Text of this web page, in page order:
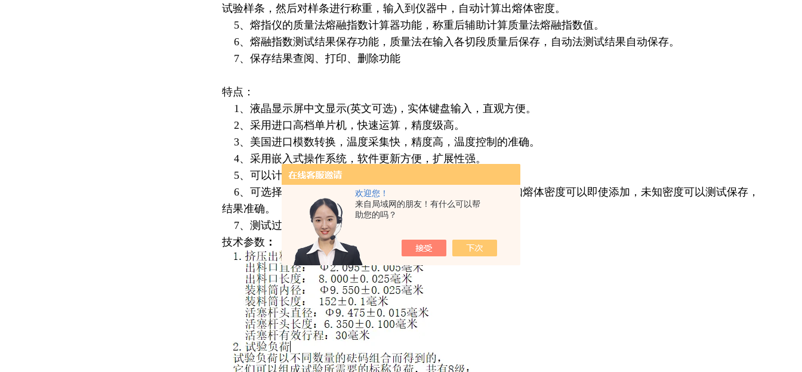
欢迎您！
来自局域网的朋友！有什么可以帮
助您的吗？
试验样条，然后对样条进行称重，输入到仪器中，自动计算出熔体密度。
5、 熔指仪的质量法熔融指数计算器功能，称重后辅助计算质量法熔融指数值。
6、熔融指数测试结果保存功能，质量法在输入各切段质量后保存，自动法测试结果自动保存。
7、保存结果查阅、打印、删除功能
特点：
1、液晶显示屏中文显示(英文可选)，实体键盘输入，直观方便。
2、采用进口高档单片机，快速运算，精度级高。
3、美国进口模数转换，温度采集快，精度高，温度控制的准确。
4、采用嵌入式操作系统，软件更新方便，扩展性强。
5、可以计算、保存、打印测试结果，方便快捷。
6、可选择采用质量法（MFR）、体积法（MVR）测量。已知熔体密度可以即使添加，未知密度可以测试保存，
结果准确。
7、测试过程中自动切料，仪器调整时手动切料。
技术参数 ：